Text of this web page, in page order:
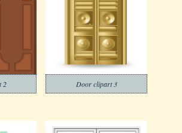
2 Door clipart 3